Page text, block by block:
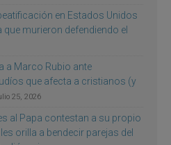
en Estados Unidos
murieron defendiendo el
a Marco Rubio ante
que afecta a cristianos (y
25, 2026
al Papa contestan a su propio
orilla a bendecir parejas del